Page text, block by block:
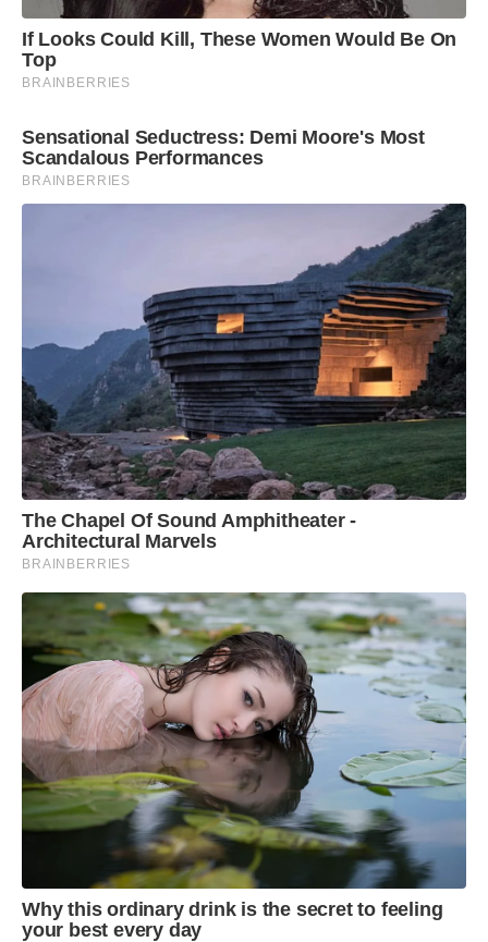
representará um grande avanço para a bacia
hidrográfica”, destacou Jorge Borges.
If Looks Could Kill, These Women Would Be On
Top
BRAINBERRIES
Sensational Seductress: Demi Moore's Most
Scandalous Performances
BRAINBERRIES
The Chapel Of Sound Amphitheater -
Architectural Marvels
BRAINBERRIES
Why this ordinary drink is the secret to feeling
your best every day